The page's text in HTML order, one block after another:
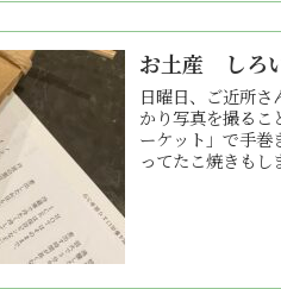
お土産 しろ
日曜日、ご近所さ
かり写真を撮るこ
ーケット」で手巻
ってたこ焼きも